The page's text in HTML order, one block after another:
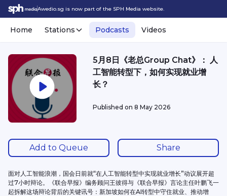
Awedio.sg is now part of the SPH Media website.
Home Stations Podcasts Videos
5月8日《老总Group Chat》： 人
工智能转型下，如何实现就业增
长？
Published on 8 May 2026
Add to Queue Share
面对人工智能浪潮，国会日前就“在人工智能转型中实现就业增长”动议展开超
过7小时辩论。《联合早报》编务顾问王彼得与《联合早报》言论主任叶鹏飞一
起拆解这场辩论背后的关键讯号：新加坡如何在AI转型中守住就业、推动增